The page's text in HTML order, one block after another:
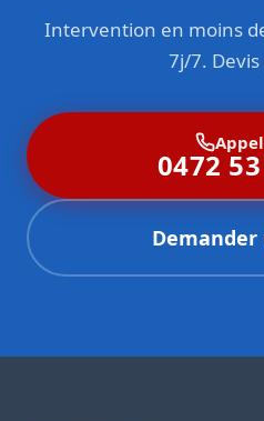
Intervention en moins
7j/7.
0472
Demander